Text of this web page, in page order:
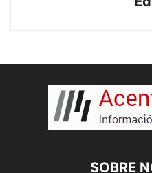
SOBRE